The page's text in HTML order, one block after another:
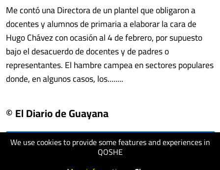
We use cookies to provide some features and experiences in
QOSHE
Me contó una Directora de un plantel que obligaron a
docentes y alumnos de primaria a elaborar la cara de
Hugo Chávez con ocasión al 4 de febrero, por supuesto
bajo el desacuerdo de docentes y de padres o
representantes. El hambre campea en sectores populares
donde, en algunos casos, los........
© El Diario de Guayana
visit website